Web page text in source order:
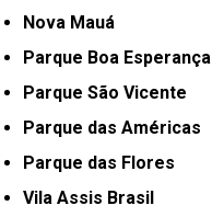
Nova Mauá
Parque Boa Esperança
Parque São Vicente
Parque das Américas
Parque das Flores
Vila Assis Brasil